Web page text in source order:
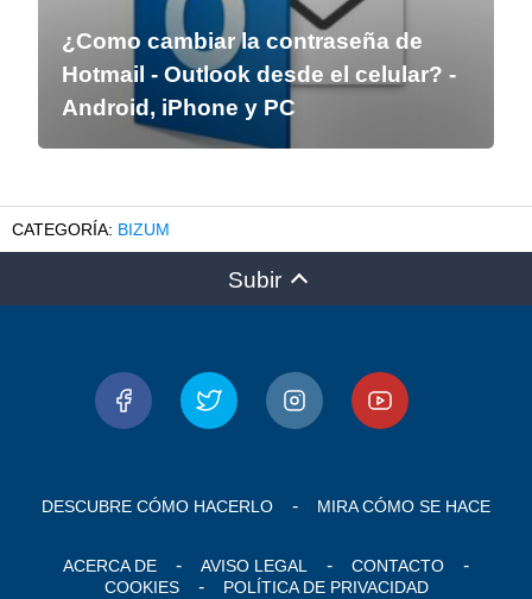
¿Como cambiar la contraseña de
Hotmail - Outlook desde el celular? -
Android, iPhone y PC
BIZUM
Subir
DESCUBRE CÓMO HACERLO MIRA CÓMO SE HACE
ACERCA DE AVISO LEGAL
CONTACTO
COOKIES
POLÍTICA DE PRIVACIDAD